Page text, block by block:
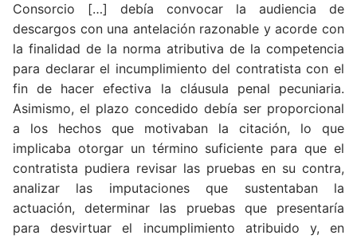
Consorcio […] debía convocar la audiencia de
descargos con una antelación razonable y acorde con
la finalidad de la norma atributiva de la competencia
para declarar el incumplimiento del contratista con el
fin de hacer efectiva la cláusula penal pecuniaria.
Asimismo, el plazo concedido debía ser proporcional
a los hechos que motivaban la citación, lo que
implicaba otorgar un término suficiente para que el
contratista pudiera revisar las pruebas en su contra,
analizar las imputaciones que sustentaban la
actuación, determinar las pruebas que presentaría
para desvirtuar el incumplimiento atribuido y, en